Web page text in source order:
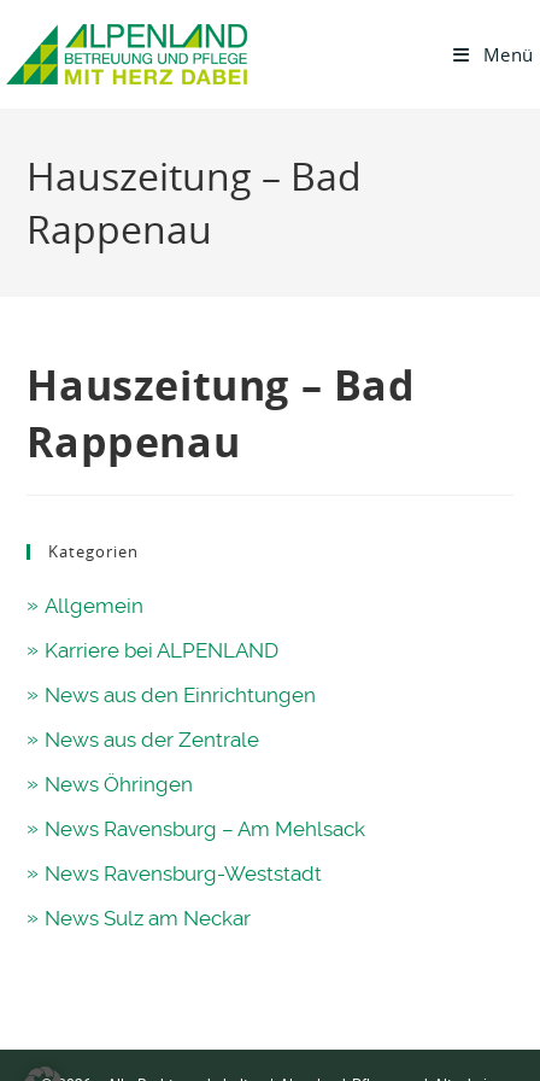
Menü
Hauszeitung – Bad
Rappenau
Hauszeitung – Bad
Rappenau
Kategorien
Allgemein
Karriere bei ALPENLAND
News aus den Einrichtungen
News aus der Zentrale
News Öhringen
News Ravensburg – Am Mehlsack
News Ravensburg-Weststadt
News Sulz am Neckar